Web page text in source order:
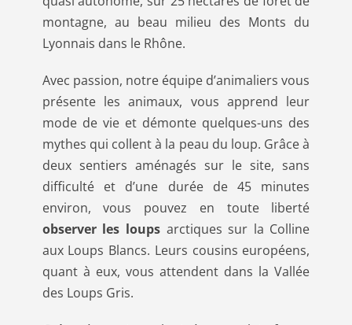
montagne, au beau milieu des Monts du
Lyonnais dans le Rhône.
Avec passion, notre équipe d’animaliers vous
présente les animaux, vous apprend leur
mode de vie et démonte quelques-uns des
mythes qui collent à la peau du loup. Grâce à
deux sentiers aménagés sur le site, sans
difficulté et d’une durée de 45 minutes
environ, vous pouvez en toute liberté
observer les loupsarctiques sur la Colline
aux Loups Blancs. Leurs cousins européens,
quant à eux, vous attendent dans la Vallée
des Loups Gris.